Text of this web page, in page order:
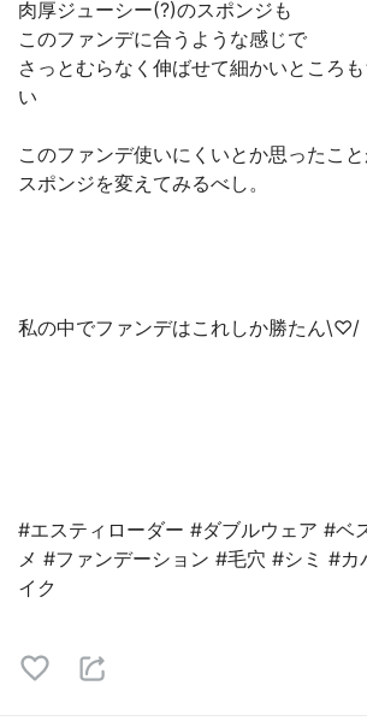
肉厚ジューシー(?)のスポンジも
このファンデに合うような感じで
さっとむらなく伸ばせて細かいところ
い
このファンデ使いにくいとか思ったこ
スポンジを変えてみるべし。
私の中でファンデはこれしか勝たん\♡/
#エスティローダー #ダブルウェア #ベ
メ #ファンデーション #毛穴 #シミ #カ
イク